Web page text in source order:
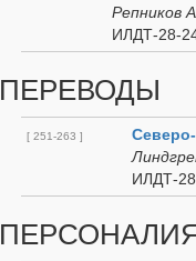
Репников
ИЛДТ-28-
ПЕРЕВОДЫ
[ 251-263 ]
ИЛДТ-